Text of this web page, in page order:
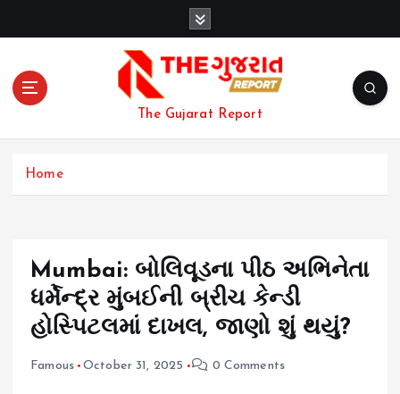
The Gujarat Report
Home
Mumbai: બોલિવૂડના પીઠ અભિનેતા
ધર્મેન્દ્ર મુંબઈની બ્રીચ કેન્ડી
હોસ્પિટલમાં દાખલ, જાણો શું થયું?
Famous October 31, 2025 0 Comments